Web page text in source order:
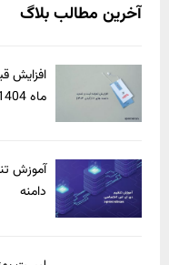
آخرین مطالب بلاگ
ماه 1404
دامنه